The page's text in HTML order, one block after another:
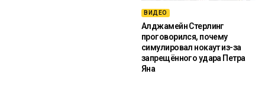
ВИДЕО
Алджамейн Стерлинг
проговорился, почему
симулировал нокаут из-за
запрещённого удара Петра
Яна